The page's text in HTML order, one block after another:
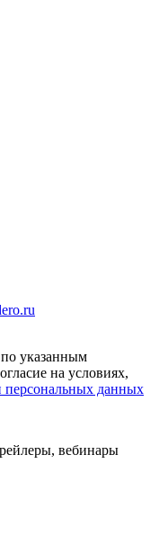
указанным
на условиях,
персональных данных
вебинары